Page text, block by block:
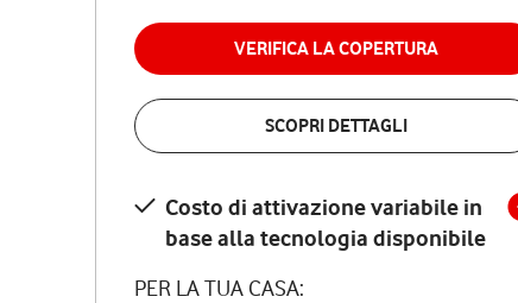
VERIFICA LA COPERTURA
SCOPRI DETTAGLI
Costo di attivazione variabile in
base alla tecnologia disponibile
PER LA TUA CASA: